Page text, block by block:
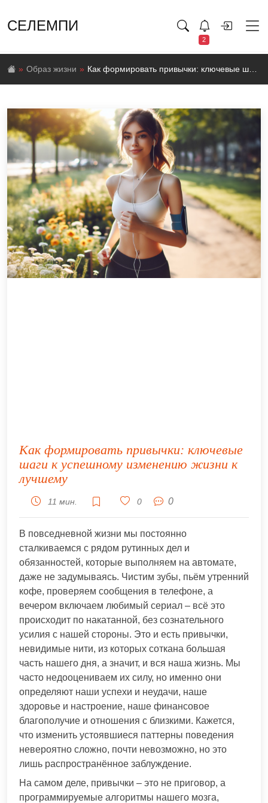
СЕЛЕМПИ
2
Образ жизни Как формировать привычки: ключевые шаги к успешному изменению жизни к лучшему
Как формировать привычки: ключевые
шаги к успешному изменению жизни к
лучшему
11 мин. 0 0
В повседневной жизни мы постоянно
сталкиваемся с рядом рутинных дел и
обязанностей, которые выполняем на автомате,
даже не задумываясь. Чистим зубы, пьём утренний
кофе, проверяем сообщения в телефоне, а
вечером включаем любимый сериал – всё это
происходит по накатанной, без сознательного
усилия с нашей стороны. Это и есть привычки,
невидимые нити, из которых соткана большая
часть нашего дня, а значит, и вся наша жизнь. Мы
часто недооцениваем их силу, но именно они
определяют наши успехи и неудачи, наше
здоровье и настроение, наше финансовое
благополучие и отношения с близкими. Кажется,
что изменить устоявшиеся паттерны поведения
невероятно сложно, почти невозможно, но это
лишь распространённое заблуждение.
На самом деле, привычки – это не приговор, а
программируемые алгоритмы нашего мозга,